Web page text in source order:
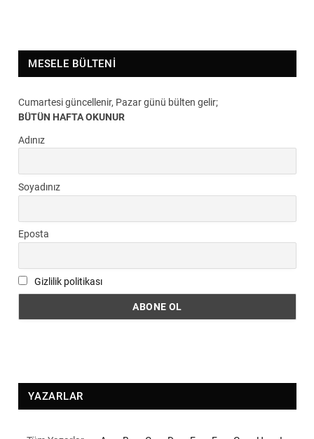
MESELE BÜLTENI
Cumartesi güncellenir, Pazar günü bülten gelir;
BÜTÜN HAFTA OKUNUR
Adınız
Soyadınız
Eposta
Gizlilik politikası
YAZARLAR